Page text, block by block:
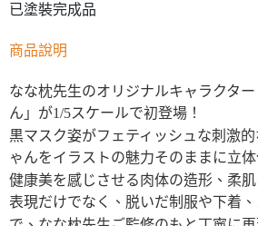
已塗裝完成品
商品說明
なな枕先生のオリジナルキャラクタ
ん」が1/5スケールで初登場！
黒マスク姿がフェティッシュな刺激
ゃんをイラストの魅力そのままに立
健康美を感じさせる肉体の造形、柔
表現だけでなく、脱いだ制服や下着